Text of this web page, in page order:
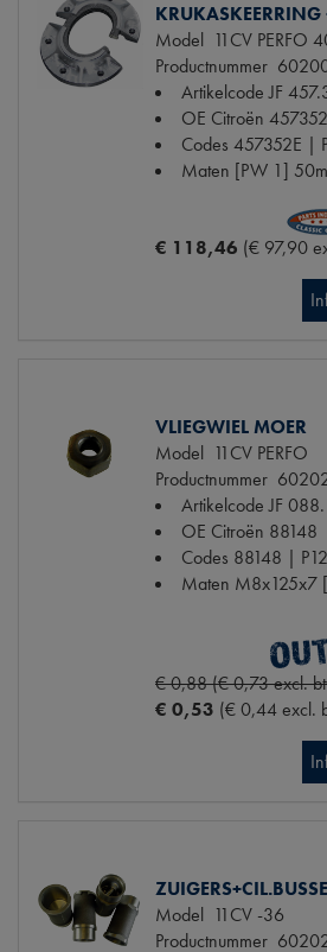
Model 11CV PERFO
Productnummer
Artikelcode JF
OE Citroën
Codes 457352E |
Maten [PW 1]
€ 118,46 (€ 97,90
VLIEGWIEL MOER
Model 11CV PERFO
Productnummer
Artikelcode JF
OE Citroën 88148
Codes 88148 |
Maten M8x125x7
€ 0,88 (€ 0,73 excl.
€ 0,53 (€ 0,44 excl.
Model 11CV -36
Productnummer